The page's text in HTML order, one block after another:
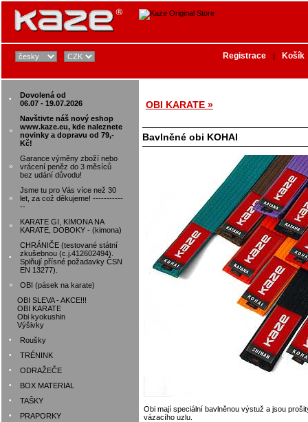
•
Dovolená od
06.07 - 19.07.2026
»
Navštivte náš nový eshop
www.kaze.eu, kde naleznete
novinky a dopravu od 79,-
Kč!
»
Garance výměny zboží nebo
vrácení peněz do 3 měsíců
bez udání důvodu!
»
Jsme tu pro Vás více než 30
let, za což děkujeme! -----------
--
»
KARATE GI, KIMONA NA
KARATE, DOBOKY - (kimona)
•
CHRÁNIČE (testované státní
zkušebnou (c.j.412602494).
Splňují přísné požadavky ČSN
EN 13277).
»
OBI (pásek na karate)
OBI SLEVA - AKCE!!!
OBI KARATE
Obi kyokushin
Výšivky
• Roušky
• TRÉNINK
• ODRAŽEČE
• BOX MATERIAL
• TAŠKY
• PRAPORKY
Registrace | Košík
OBI KARATE »
Bavlněné obi KOHAI
Obi mají speciální bavlněnou výstuž a jsou
vázacího uzlu.